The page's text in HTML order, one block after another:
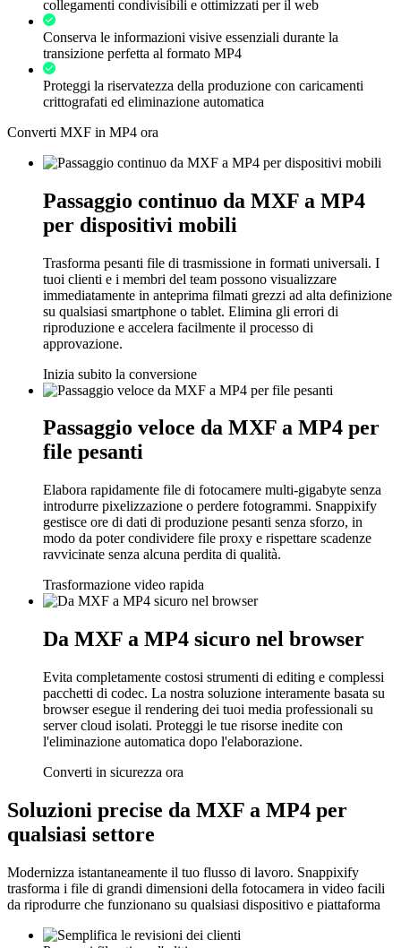
collegamenti condivisibili e ottimizzati per il web
Conserva le informazioni visive essenziali durante la
transizione perfetta al formato MP4
Proteggi la riservatezza della produzione con caricamenti
crittografati ed eliminazione automatica
Converti MXF in MP4 ora
Passaggio continuo da MXF a MP4
per dispositivi mobili
Trasforma pesanti file di trasmissione in formati universali. I
tuoi clienti e i membri del team possono visualizzare
immediatamente in anteprima filmati grezzi ad alta definizione
su qualsiasi smartphone o tablet. Elimina gli errori di
riproduzione e accelera facilmente il processo di
approvazione.
Inizia subito la conversione
Passaggio veloce da MXF a MP4 per
file pesanti
Elabora rapidamente file di fotocamere multi-gigabyte senza
introdurre pixelizzazione o perdere fotogrammi. Snappixify
gestisce ore di dati di produzione pesanti senza sforzo, in
modo da poter condividere file proxy e rispettare scadenze
ravvicinate senza alcuna perdita di qualità.
Trasformazione video rapida
Da MXF a MP4 sicuro nel browser
Evita completamente costosi strumenti di editing e complessi
pacchetti di codec. La nostra soluzione interamente basata su
browser esegue il rendering dei tuoi media professionali su
server cloud isolati. Proteggi le tue risorse inedite con
l'eliminazione automatica dopo l'elaborazione.
Converti in sicurezza ora
Soluzioni precise da MXF a MP4 per
qualsiasi settore
Modernizza istantaneamente il tuo flusso di lavoro. Snappixify
trasforma i file di grandi dimensioni della fotocamera in video facili
da riprodurre che funzionano su qualsiasi dispositivo e piattaforma